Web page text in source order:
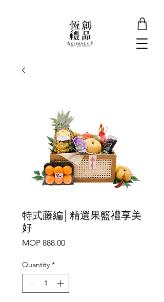
特式藤編│精選果籃禮享美
好
MOP 888.00Price
Quantity *